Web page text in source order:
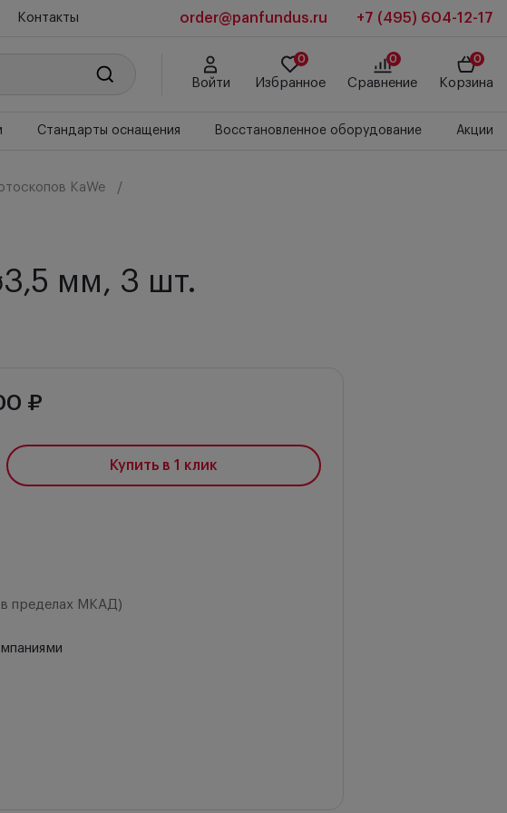
Контакты order@panfundus.ru +7 (495) 604-12-17
Войти
0
Избранное
0
Сравнение
0
Корзина
Стандарты оснащения Восстановленное оборудование Акции
KaWe
мм, 3 шт.
₽
Купить в 1 клик
пределах МКАД)